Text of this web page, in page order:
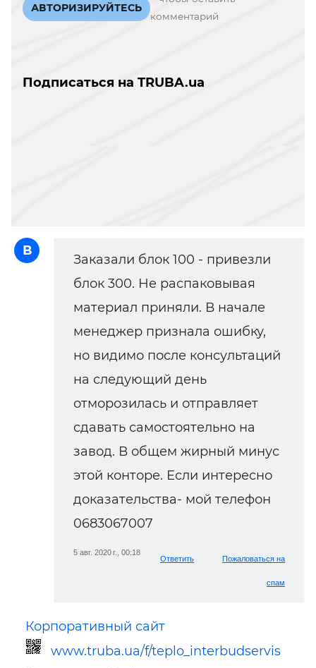
АВТОРИЗИРУЙТЕСЬ
комментарий
Подписаться на TRUBA.ua
В
Заказали блок 100 - привезли
блок 300. Не распаковывая
материал приняли. В начале
менеджер признала ошибку,
но видимо после консультаций
на следующий день
отморозилась и отправляет
сдавать самостоятельно на
завод. В общем жирный минус
этой конторе. Если интересно
доказательства- мой телефон
0683067007
5 авг. 2020 г., 00:18
Ответить Пожаловаться на
спам
Корпоративный сайт
www.truba.ua/f/teplo_interbudservis